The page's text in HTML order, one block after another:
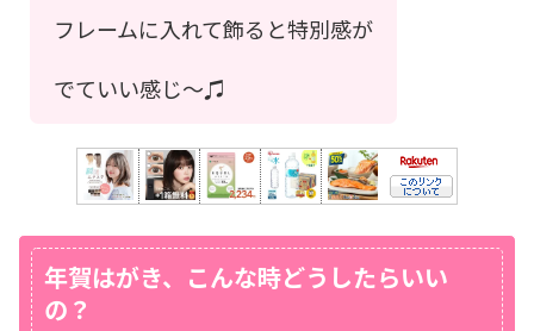
フレームに入れて飾ると特別感が
でていい感じ〜♫
年賀はがき、こんな時どうしたらいい
の？